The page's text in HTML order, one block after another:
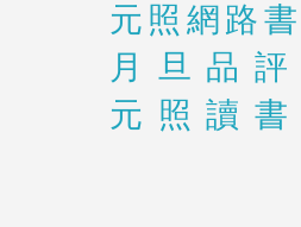
元照網路
月旦品評
元照讀書